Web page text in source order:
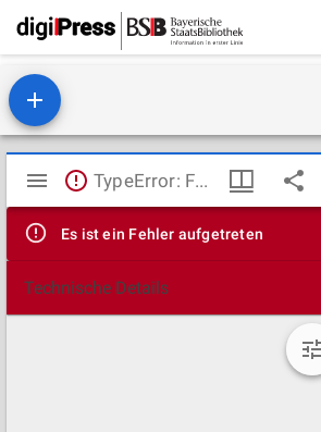
Mirador
Viewer
TypeError: Failed to fetch
Es ist ein Fehler aufgetreten
Technische Details